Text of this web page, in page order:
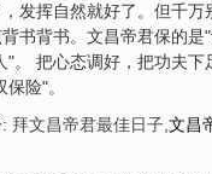
，发挥自然就好了。但千
书背书。文昌帝君保的是"
"。 把心态调好，把功夫下
险"。
: 拜文昌帝君最佳日子,文昌